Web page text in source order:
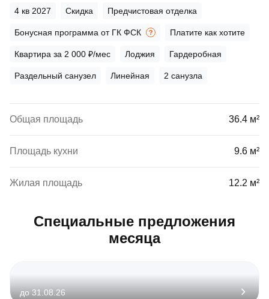
4 кв 2027 Скидка Предчистовая отделка
Бонусная программа от ГК ФСК Платите как хотите
Квартира за 2 000 ₽/мес Лоджия Гардеробная
Раздельный санузел Линейная 2 санузла
Общая площадь 36.4 м²
Площадь кухни 9.6 м²
Жилая площадь 12.2 м²
Специальные предложения
месяца
до 31.08.26